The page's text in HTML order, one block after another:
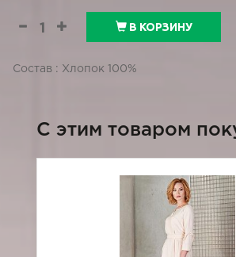
В КОРЗИНУ
Состав : Хлопок 100%
C этим товаром